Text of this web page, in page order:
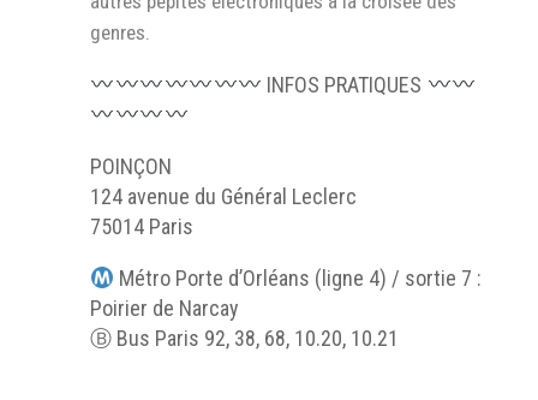
genres.
INFOS PRATIQUES
POINÇON
124 avenue du Général Leclerc
75014 Paris
Métro Porte d’Orléans (ligne 4) / sortie 7 :
Poirier de Narcay
Ⓑ Bus Paris 92, 38, 68, 10.20, 10.21